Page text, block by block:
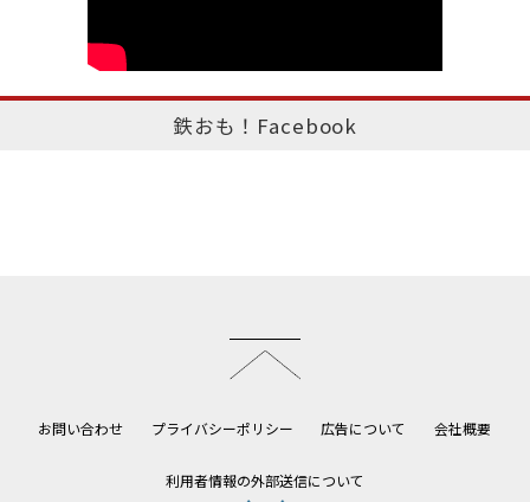
鉄おも！Facebook
お問い合わせ プライバシーポリシー 広告について 会社概要
利用者情報の外部送信について